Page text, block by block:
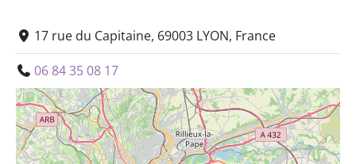
17 rue du Capitaine, 69003 LYON, France
06 84 35 08 17